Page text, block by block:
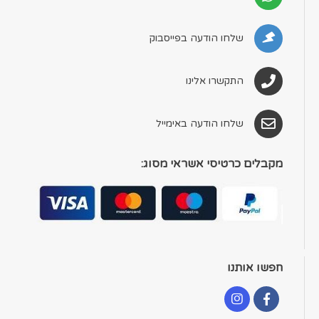
שלחו הודעה בפייסבוק
התקשרו אלינו
שלחו הודעה באימייל
מקבלים כרטיסי אשראי מסוג:
חפשו אותנו